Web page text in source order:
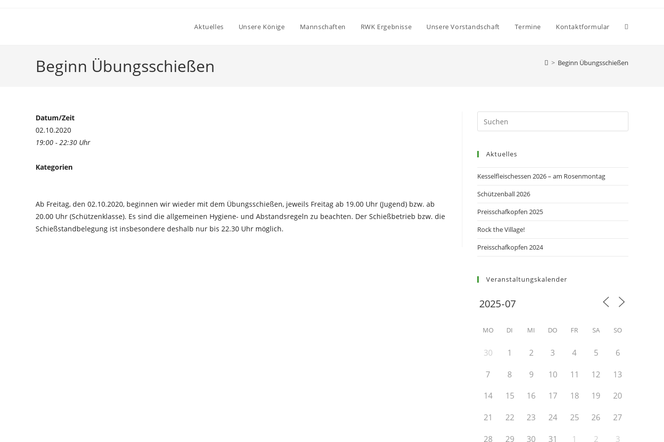
Aktuelles Unsere Könige Mannschaften RWK Ergebnisse Unsere Vorstandschaft Termine Kontaktformular Website-
Suche
Beginn Übungsschießen > Beginn Übungsschießen
Datum/Zeit
02.10.2020
19:00 - 22:30 Uhr
Kategorien
Ab Freitag, den 02.10.2020, beginnen wir wieder mit dem Übungsschießen, jeweils Freitag ab 19.00 Uhr (Jugend) bzw. ab
20.00 Uhr (Schützenklasse). Es sind die allgemeinen Hygiene- und Abstandsregeln zu beachten. Der Schießbetrieb bzw. die
Schießstandbelegung ist insbesondere deshalb nur bis 22.30 Uhr möglich.
Escape
Aktuelles
Kesselfleischessen 2026 – am Rosenmontag
Schützenball 2026
Preisschafkopfen 2025
Rock the Village!
Preisschafkopfen 2024
Veranstaltungskalender
MO DI MI DO FR SA SO
30 1 2 3 4 5
6
7
8 9 10 11 12
13
14
15 16 17 18 19
20
21
22 23 24 25 26
27
28
29 30 31 1 2 3